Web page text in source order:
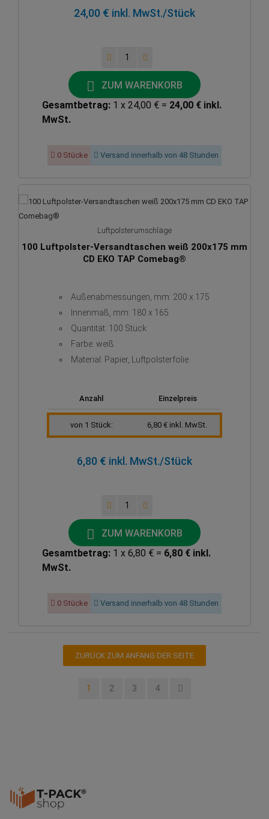
24,00 € inkl. MwSt./Stück
ZUM WARENKORB
Gesamtbetrag: 1 x 24,00 € = 24,00 € inkl.
MwSt.
0 Stücke Versand innerhalb von 48 Stunden
Luftpolsterumschläge
100 Luftpolster-Versandtaschen weiß 200x175 mm
CD EKO TAP Comebag®
Außenabmessungen, mm: 200 x 175
Innenmaß, mm: 180 x 165
Quantität: 100 Stück
Farbe: weiß
Material: Papier, Luftpolsterfolie
Anzahl Einzelpreis
von 1 Stück: 6,80 € inkl. MwSt.
6,80 € inkl. MwSt./Stück
ZUM WARENKORB
Gesamtbetrag: 1 x 6,80 € = 6,80 € inkl.
MwSt.
0 Stücke Versand innerhalb von 48 Stunden
ZURÜCK ZUM ANFANG DER SEITE
1 2 3 4